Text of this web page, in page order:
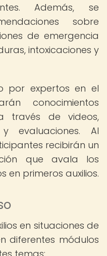
Además, se
sobre
de emergencia
intoxicaciones y
por expertos en el
conocimientos
través de videos,
evaluaciones. Al
recibirán un
que avala los
en primeros auxilios.
en situaciones de
diferentes módulos